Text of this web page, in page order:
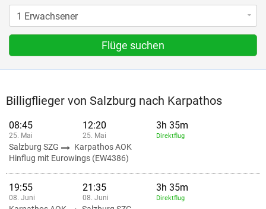
Flüge suchen
Billigflieger von Salzburg nach Karpathos
08:45
25. Mai
12:20
25. Mai
3h 35m
Direktflug
Salzburg SZG
Karpathos AOK
Hinflug mit Eurowings (EW4386)
19:55
08. Juni
21:35
08. Juni
3h 35m
Direktflug